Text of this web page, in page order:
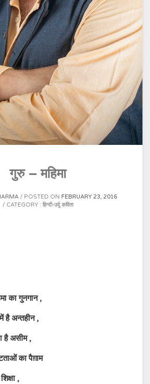
गुरु – महिमा
POSTED ON FEBRUARY 23, 2016
CATEGORY : हिन्दी-उर्दू कविता
का गुनगान ,
है अन्तहीन ,
है असीम ,
का पैग़ाम
,